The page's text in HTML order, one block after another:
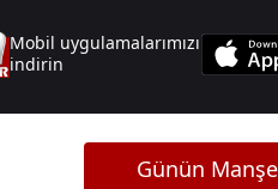
Mobil uygulamalarımızı
indirin
Günün